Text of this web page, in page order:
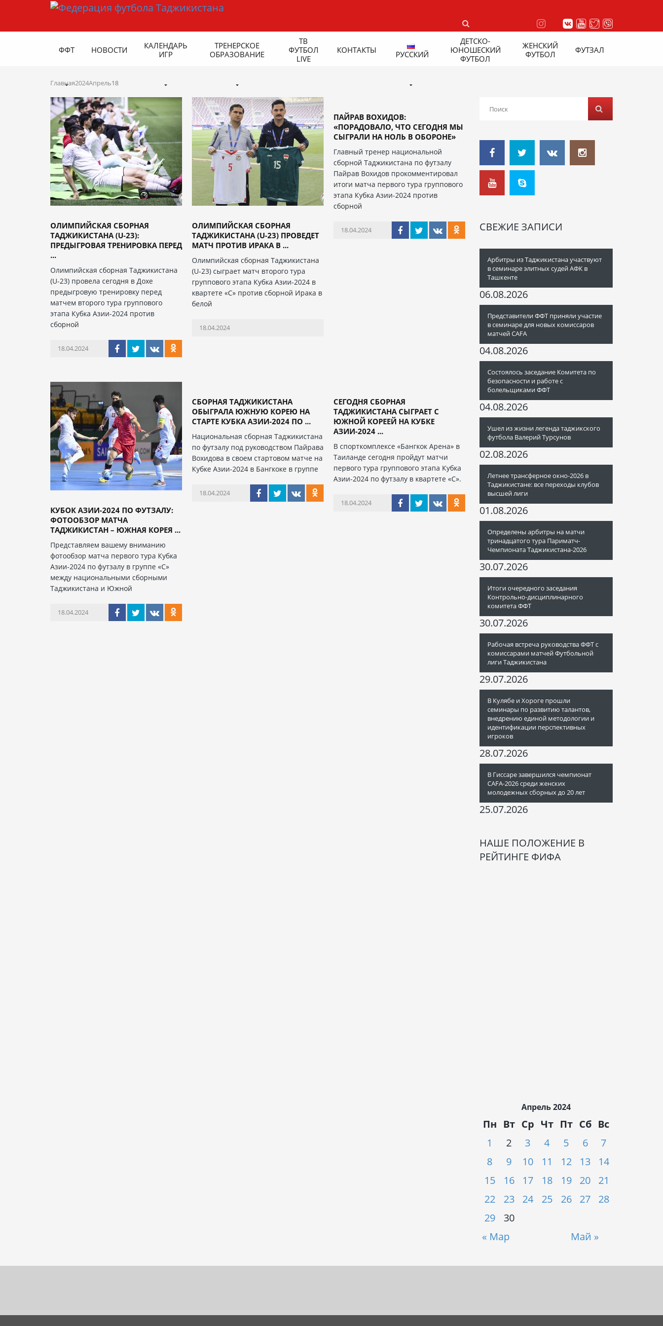
ФФТ НОВОСТИ
КАЛЕНДАРЬ
ИГР
ТРЕНЕРСКОЕ
ОБРАЗОВАНИЕ
ТВ
ФУТБОЛ
LIVE
КОНТАКТЫ РУССКИЙ
ДЕТСКО-
ЮНОШЕСКИЙ
ФУТБОЛ
ЖЕНСКИЙ
ФУТБОЛ
ФУТЗАЛ
Главная2024Апрель18
ОЛИМПИЙСКАЯ СБОРНАЯ
ТАДЖИКИСТАНА (U-23):
ПРЕДЫГРОВАЯ ТРЕНИРОВКА ПЕРЕД
...
Олимпийская сборная Таджикистана
(U-23) провела сегодня в Дохе
предыгровую тренировку перед
матчем второго тура группового
этапа Кубка Азии-2024 против
сборной
18.04.2024
ОЛИМПИЙСКАЯ СБОРНАЯ
ТАДЖИКИСТАНА (U-23) ПРОВЕДЕТ
МАТЧ ПРОТИВ ИРАКА В ...
Олимпийская сборная Таджикистана
(U-23) сыграет матч второго тура
группового этапа Кубка Азии-2024 в
квартете «С» против сборной Ирака в
белой
18.04.2024
ПАЙРАВ ВОХИДОВ:
«ПОРАДОВАЛО, ЧТО СЕГОДНЯ МЫ
СЫГРАЛИ НА НОЛЬ В ОБОРОНЕ»
Главный тренер национальной
сборной Таджикистана по футзалу
Пайрав Вохидов прокомментировал
итоги матча первого тура группового
этапа Кубка Азии-2024 против
сборной
18.04.2024
КУБОК АЗИИ-2024 ПО ФУТЗАЛУ:
ФОТООБЗОР МАТЧА
ТАДЖИКИСТАН – ЮЖНАЯ КОРЕЯ ...
Представляем вашему вниманию
фотообзор матча первого тура Кубка
Азии-2024 по футзалу в группе «С»
между национальными сборными
Таджикистана и Южной
18.04.2024
СБОРНАЯ ТАДЖИКИСТАНА
ОБЫГРАЛА ЮЖНУЮ КОРЕЮ НА
СТАРТЕ КУБКА АЗИИ-2024 ПО ...
Национальная сборная Таджикистана
по футзалу под руководством Пайрава
Вохидова в своем стартовом матче на
Кубке Азии-2024 в Бангкоке в группе
18.04.2024
СЕГОДНЯ СБОРНАЯ
ТАДЖИКИСТАНА СЫГРАЕТ С
ЮЖНОЙ КОРЕЕЙ НА КУБКЕ
АЗИИ-2024 ...
В спорткомплексе «Бангкок Арена» в
Таиланде сегодня пройдут матчи
первого тура группового этапа Кубка
Азии-2024 по футзалу в квартете «С».
18.04.2024
СВЕЖИЕ ЗАПИСИ
Арбитры из Таджикистана участвуют
в семинаре элитных судей АФК в
Ташкенте
06.08.2026
Представители ФФТ приняли участие
в семинаре для новых комиссаров
матчей CAFA
04.08.2026
Состоялось заседание Комитета по
безопасности и работе с
болельщиками ФФТ
04.08.2026
Ушел из жизни легенда таджикского
футбола Валерий Турсунов
02.08.2026
Летнее трансферное окно-2026 в
Таджикистане: все переходы клубов
высшей лиги
01.08.2026
Определены арбитры на матчи
тринадцатого тура Париматч-
Чемпионата Таджикистана-2026
30.07.2026
Итоги очередного заседания
Контрольно-дисциплинарного
комитета ФФТ
30.07.2026
Рабочая встреча руководства ФФТ с
комиссарами матчей Футбольной
лиги Таджикистана
29.07.2026
В Кулябе и Хороге прошли
семинары по развитию талантов,
внедрению единой методологии и
идентификации перспективных
игроков
28.07.2026
В Гиссаре завершился чемпионат
CAFA-2026 среди женских
молодежных сборных до 20 лет
25.07.2026
НАШЕ ПОЛОЖЕНИЕ В
РЕЙТИНГЕ ФИФА
Апрель 2024
Пн Вт Ср Чт Пт Сб Вс
« Мар Май »
1 2 3 4 5 6
7
8
9 10 11 12 13
14
15
16 17 18 19 20
21
22
23 24 25 26 27
28
29
30